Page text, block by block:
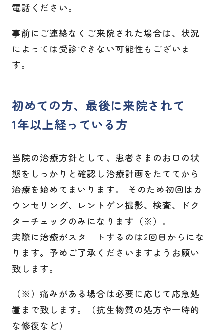
電話ください。
事前にご連絡なくご来院された場合は、状況
によっては受診できない可能性もございま
す。
初めての方、最後に来院されて
1年以上経っている方
当院の治療方針として、患者さまのお口の状
態をしっかりと確認し治療計画をたててから
治療を始めてまいります。 そのため初回はカ
ウンセリング、レントゲン撮影、検査、ドク
ターチェックのみになります（※）。
実際に治療がスタートするのは2回目からにな
ります。予めご了承くださいますようお願い
致します。
（※）痛みがある場合は必要に応じて応急処
置まで致します。（抗生物質の処方や一時的
な修復など）